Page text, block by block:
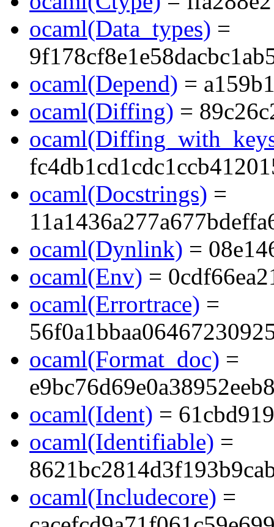
ocaml(Data_types) =
ocaml(Depend) =
ocaml(Diffing) =
ocaml(Docstrings) =
ocaml(Dynlink) =
ocaml(Env) =
ocaml(Errortrace) =
ocaml(Format_doc) =
ocaml(Ident) =
ocaml(Identifiable) =
ocaml(Includecore) =